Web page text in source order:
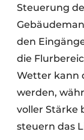
Steuerung
den
die
Wetter kann
werden,
voller Stärke
steuern das